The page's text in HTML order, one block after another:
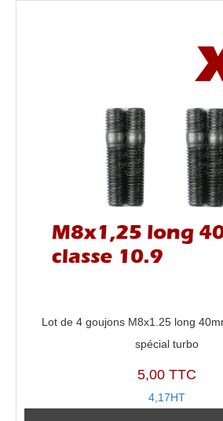
Lot de 4 goujons M8x1.25 long
spécial turbo
5,00 TTC
4,17HT